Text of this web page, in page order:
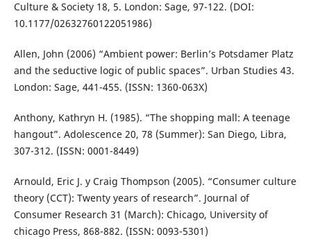
Culture & Society 18, 5. London: Sage, 97-122. (DOI:
10.1177/02632760122051986)
Allen, John (2006) “Ambient power: Berlin’s Potsdamer Platz
and the seductive logic of public spaces”. Urban Studies 43.
London: Sage, 441-455. (ISSN: 1360-063X)
Anthony, Kathryn H. (1985). “The shopping mall: A teenage
hangout”. Adolescence 20, 78 (Summer): San Diego, Libra,
307-312. (ISSN: 0001-8449)
Arnould, Eric J. y Craig Thompson (2005). “Consumer culture
theory (CCT): Twenty years of research”. Journal of
Consumer Research 31 (March): Chicago, University of
chicago Press, 868-882. (ISSN: 0093-5301)